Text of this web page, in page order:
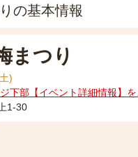
の基本情報
まつり
)
下部【イベント詳細情報】を
1-30